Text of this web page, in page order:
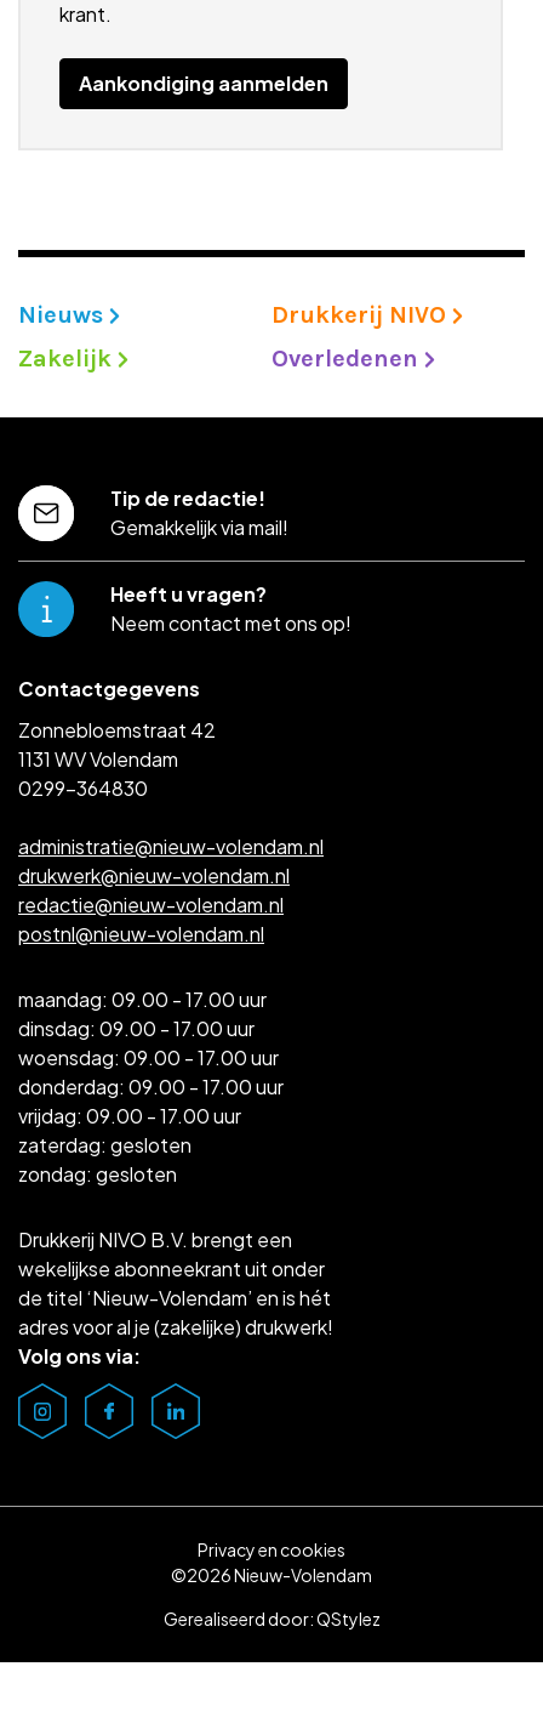
krant.
Aankondiging aanmelden
Nieuws
Drukkerij NIVO
Zakelijk
Overledenen
Drukkerij NIVO B.V. brengt een
wekelijkse abonneekrant uit onder
de titel ‘Nieuw-Volendam’ en is hét
adres voor al je (zakelijke) drukwerk!
Volg ons via:
Contactgegevens
Zonnebloemstraat 42
1131 WV Volendam
0299-364830
administratie@nieuw-volendam.nl
drukwerk@nieuw-volendam.nl
redactie@nieuw-volendam.nl
postnl@nieuw-volendam.nl
maandag: 09.00 - 17.00 uur
dinsdag: 09.00 - 17.00 uur
woensdag: 09.00 - 17.00 uur
donderdag: 09.00 - 17.00 uur
vrijdag: 09.00 - 17.00 uur
zaterdag: gesloten
zondag: gesloten
Tip de redactie!
Gemakkelijk via mail!
Heeft u vragen?
Neem contact met ons op!
Privacy en cookies
©2026 Nieuw-Volendam
Gerealiseerd door:QStylez